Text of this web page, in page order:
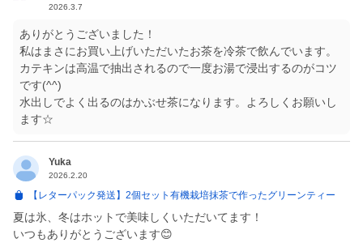
2026.3.7
ありがとうございました！
私はまさにお買い上げいただいたお茶を冷茶で飲んでいます。
カテキンは高温で抽出されるので一度お湯で浸出するのがコツ
です(^^)
水出しでよく出るのはかぶせ茶になります。よろしくお願いし
ます☆
Yuka
2026.2.20
【レターパック発送】2個セット有機栽培抹茶で作ったグリーンティー
夏は氷、冬はホットで美味しくいただいてます！
いつもありがとうございます😊